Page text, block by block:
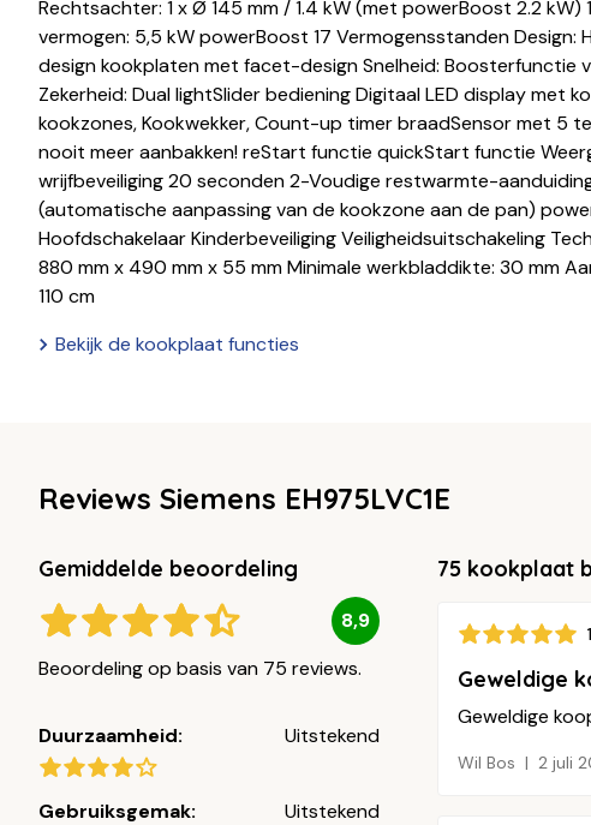
Rechtsachter: 1 x Ø 145 mm / 1.4 kW (met powerBoost 2.2
vermogen: 5,5 kW powerBoost 17 Vermogensstanden Design:
design kookplaten met facet-design Snelheid: Boosterfunctie
Zekerheid: Dual lightSlider bediening Digitaal LED display met
kookzones, Kookwekker, Count-up timer braadSensor met 5
nooit meer aanbakken! reStart functie quickStart functie
wrijfbeveiliging 20 seconden 2-Voudige restwarmte-
(automatische aanpassing van de kookzone aan de pan)
Hoofdschakelaar Kinderbeveiliging Veiligheidsuitschakeling
880 mm x 490 mm x 55 mm Minimale werkbladdikte: 30 mm
110 cm
Bekijk de kookplaat functies
Reviews Siemens EH975LVC1E
Gemiddelde beoordeling
8,9
Beoordeling op basis van 75 reviews.
Duurzaamheid: Uitstekend
Gebruiksgemak: Uitstekend
75 kookplaat
Geweldige
Geweldige
Wil Bos 2 juli